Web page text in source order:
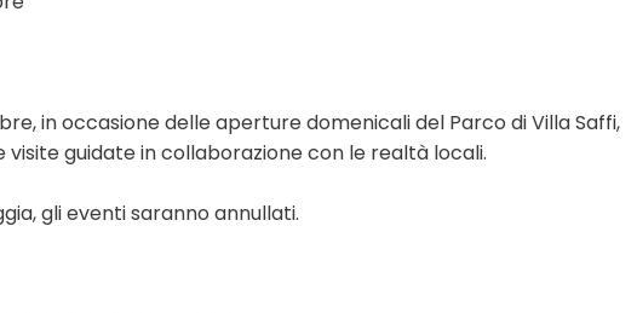
in occasione delle aperture domenicali del Parco di Villa Saffi,
guidate in collaborazione con le realtà locali.
gli eventi saranno annullati.